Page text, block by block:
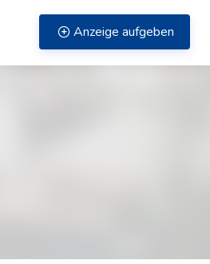
Anzeige aufgeben